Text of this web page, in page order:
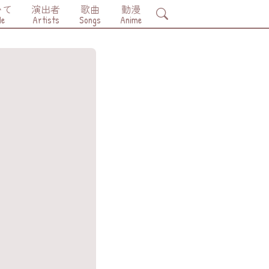
演出者
Artists
歌曲
Songs
動漫
Anime
Search